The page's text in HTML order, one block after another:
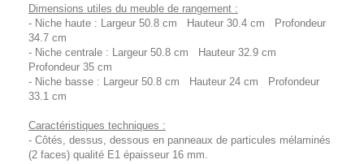
Dimensions utiles du meuble de rangement :
- Niche haute : Largeur 50.8 cm Hauteur 30.4 cm Profondeur
34.7 cm
- Niche centrale : Largeur 50.8 cm Hauteur 32.9 cm
Profondeur 35 cm
- Niche basse : Largeur 50.8 cm Hauteur 24 cm Profondeur
33.1 cm
Caractéristiques techniques :
- Côtés, dessus, dessous en panneaux de particules mélaminés
(2 faces) qualité E1 épaisseur 16 mm.